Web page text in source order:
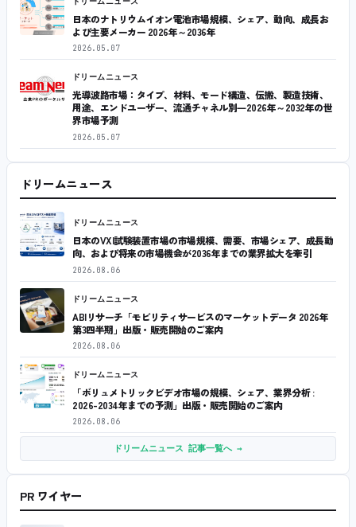
日本のナトリウムイオン電池市場規模、シェア、動向、成長お
よび主要メーカー 2026年～2036年
2026.05.07
ドリームニュース
光導波路市場：タイプ、材料、モード構造、伝搬、製造技術、
用途、エンドユーザー、流通チャネル別―2026年～2032年の世
界市場予測
2026.05.07
ドリームニュース
ドリームニュース
日本のVXI試験装置市場の市場規模、需要、市場シェア、成長動
向、および将来の市場機会が2036年までの業界拡大を牽引
2026.08.06
ドリームニュース
ABIリサーチ「モビリティサービスのマーケットデータ 2026年
第3四半期」出版・販売開始のご案内
2026.08.06
ドリームニュース
「ボリュメトリックビデオ市場の規模、シェア、業界分析 :
2026-2034年までの予測」出版・販売開始のご案内
2026.08.06
ドリームニュース 記事一覧へ →
PR ワイヤー